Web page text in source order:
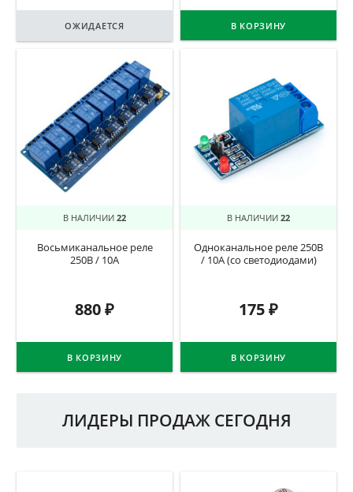
ОЖИДАЕТСЯ В КОРЗИНУ
В НАЛИЧИИ 22
Восьмиканальное реле
250В / 10А
880₽
В КОРЗИНУ
В НАЛИЧИИ 22
Одноканальное реле 250В
/ 10А (со светодиодами)
175₽
В КОРЗИНУ
ЛИДЕРЫ ПРОДАЖ СЕГОДНЯ